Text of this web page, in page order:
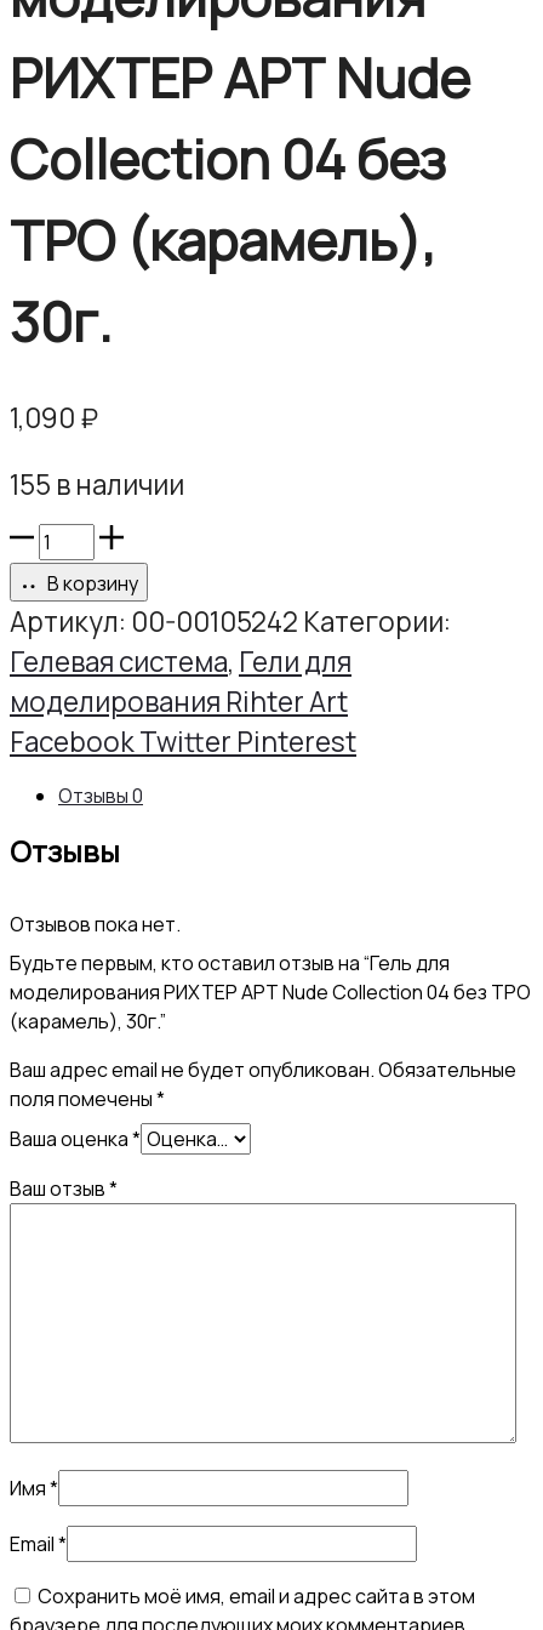
30г.
зефир),
РИХТЕР АРТ Nude
Collection 04 без
TPO (карамель),
30г.
1,090₽
155 в наличии
Количество
товара
Гель
для
моделирования
РИХТЕР
Nude
Collection
без
TPO
(карамель),
30г.
В корзину
Артикул: 00-00105242 Категории:
Гелевая система, Гели для
моделирования Rihter Art
Share
FacebookTwitter Pinterest
Отзывы0
Отзывы
Отзывов пока нет.
Будьте первым, кто оставил отзыв на “Гель для
моделирования РИХТЕР АРТ Nude Collection 04 без TPO
(карамель), 30г.”
Ваш адрес email не будет опубликован.Обязательные
поля помечены*
Ваша оценка*
Ваш отзыв*
Имя*
Email*
Сохранить моё имя, email и адрес сайта в этом
браузере для последующих моих комментариев.